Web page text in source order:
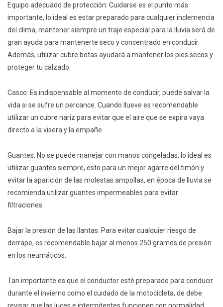
Equipo adecuado de protección: Cuidarse es el punto más
importante, lo ideal es estar preparado para cualquier inclemencia
del clima, mantener siempre un traje especial para la lluvia será de
gran ayuda para mantenerte seco y concentrado en conducir.
Además, utilizar cubre botas ayudará a mantener los pies secos y
proteger tu calzado.
Casco: Es indispensable al momento de conducir, puede salvar la
vida si se sufre un percance. Cuando llueve es recomendable
utilizar un cubre nariz para evitar que el aire que se expira vaya
directo a la visera y la empañe.
Guantes: No se puede manejar con manos congeladas, lo ideal es
utilizar guantes siempre, esto para un mejor agarre del timón y
evitar la aparición de las molestas ampollas, en época de lluvia se
recomienda utilizar guantes impermeables para evitar
filtraciones.
Bajar la presión de las llantas: Para evitar cualquier riesgo de
derrape, es recomendable bajar al menos 250 gramos de presión
en los neumáticos.
Tan importante es que el conductor esté preparado para conducir
durante el invierno como el cuidado de la motocicleta, de debe